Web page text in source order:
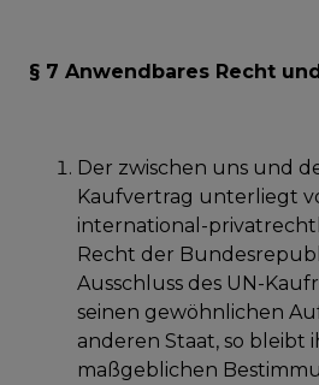
§ 7 Anwendbares Recht
Der zwischen uns und
Kaufvertrag unterliegt
international-
Recht der
Ausschluss des UN-
seinen gewöhnlichen
anderen Staat, so bleibt
maßgeblichen